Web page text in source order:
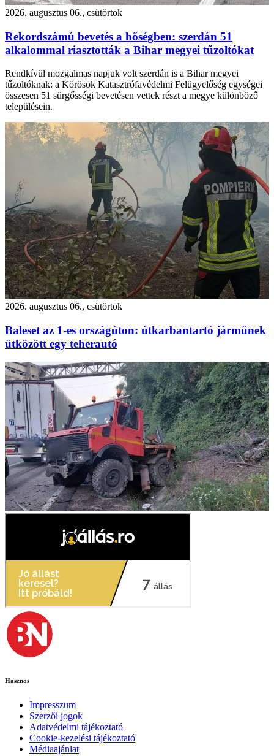
2026. augusztus 06., csütörtök
Rekordszámú bevetés a hőségben: szerdán 51
alkalommal riasztották a Bihar megyei tűzoltókat
Rendkívül mozgalmas napjuk volt szerdán is a Bihar megyei
tűzoltóknak: a Körösök Katasztrófavédelmi Felügyelőség egységei
összesen 51 sürgősségi bevetésen vettek részt a megye különböző
településein.
2026. augusztus 06., csütörtök
Baleset az 1-es országúton: útkarbantartó járműnek
ütközött egy teherautó
Hasznos
Impresszum
Szerzői jogok
Adatvédelmi tájékoztató
Cookie-kezelési tájékoztató
Médiaajánlat